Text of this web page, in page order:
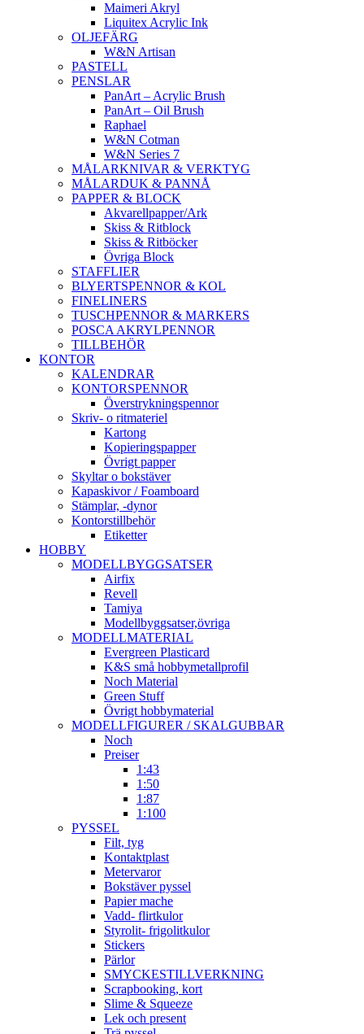
Maimeri Akryl
Liquitex Acrylic Ink
OLJEFÄRG
W&N Artisan
PASTELL
PENSLAR
PanArt – Acrylic Brush
PanArt – Oil Brush
Raphael
W&N Cotman
W&N Series 7
MÅLARKNIVAR & VERKTYG
MÅLARDUK & PANNÅ
PAPPER & BLOCK
Akvarellpapper/Ark
Skiss & Ritblock
Skiss & Ritböcker
Övriga Block
STAFFLIER
BLYERTSPENNOR & KOL
FINELINERS
TUSCHPENNOR & MARKERS
POSCA AKRYLPENNOR
TILLBEHÖR
KONTOR
KALENDRAR
KONTORSPENNOR
Överstrykningspennor
Skriv- o ritmateriel
Kartong
Kopieringspapper
Övrigt papper
Skyltar o bokstäver
Kapaskivor / Foamboard
Stämplar, -dynor
Kontorstillbehör
Etiketter
HOBBY
MODELLBYGGSATSER
Airfix
Revell
Tamiya
Modellbyggsatser,övriga
MODELLMATERIAL
Evergreen Plasticard
K&S små hobbymetallprofil
Noch Material
Green Stuff
Övrigt hobbymaterial
MODELLFIGURER / SKALGUBBAR
Noch
Preiser
1:43
1:50
1:87
1:100
PYSSEL
Filt, tyg
Kontaktplast
Metervaror
Bokstäver pyssel
Papier mache
Vadd- flirtkulor
Styrolit- frigolitkulor
Stickers
Pärlor
SMYCKESTILLVERKNING
Scrapbooking, kort
Slime & Squeeze
Lek och present